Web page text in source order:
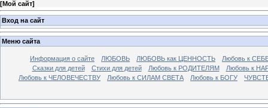
[Мой сайт]
Вход на сайт
Меню сайта
Информация о сайте ЛЮБОВЬ ЛЮБОВЬ как ЦЕННОСТЬ
Любовь к
Сказки для детей
Стихи для детей Любовь к РОДИТЕЛЯМ
Любовь к
Любовь к ЧЕЛОВЕЧЕСТВУ
Любовь к СИЛАМ СВЕТА Любовь к БОГУ